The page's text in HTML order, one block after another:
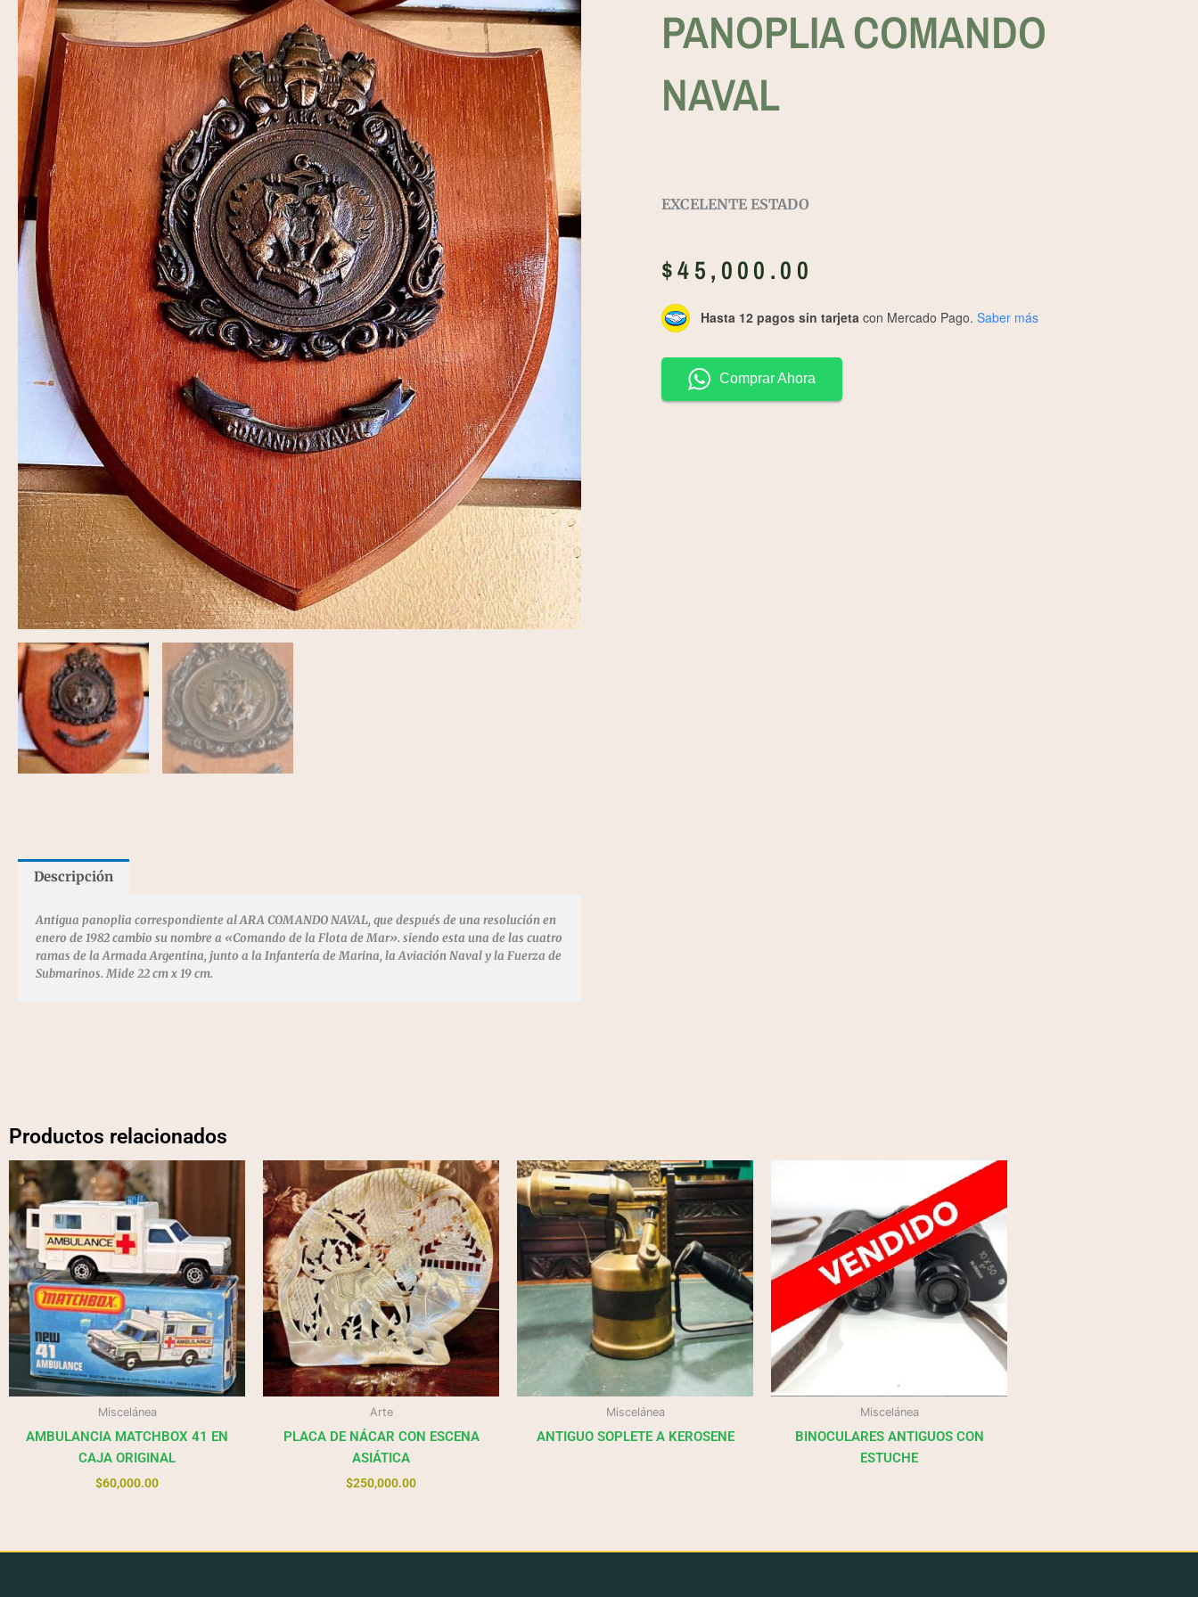
Descripción
Antigua panoplia correspondiente al ARA COMANDO NAVAL, que después de una resolución en
enero de 1982 cambio su nombre a «Comando de la Flota de Mar». siendo esta una de las cuatro
ramas de la Armada Argentina, junto a la Infantería de Marina, la Aviación Naval y la Fuerza de
Submarinos. Mide 22 cm x 19 cm.
PANOPLIA COMANDO
NAVAL
EXCELENTE ESTADO
$45,000.00
Hasta 12 pagos sin tarjeta con Mercado Pago. Saber más
Comprar Ahora
Productos relacionados
Miscelánea
AMBULANCIA MATCHBOX 41 EN
CAJA ORIGINAL
$60,000.00
Arte
PLACA DE NÁCAR CON ESCENA
ASIÁTICA
$250,000.00
Miscelánea
ANTIGUO SOPLETE A KEROSENE
Miscelánea
BINOCULARES ANTIGUOS CON
ESTUCHE